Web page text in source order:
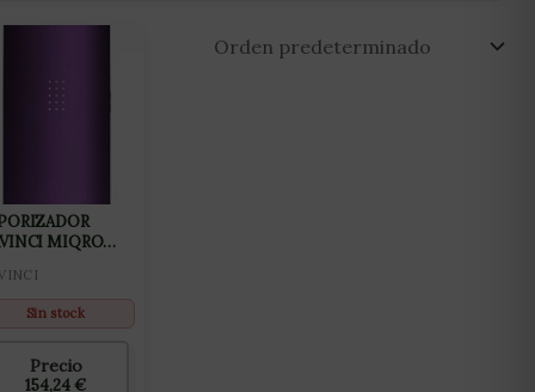
MIQRO
Sin stock
Precio
154,24€